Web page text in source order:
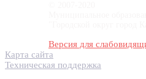
Версия для
Карта сайта
Техническая поддержка